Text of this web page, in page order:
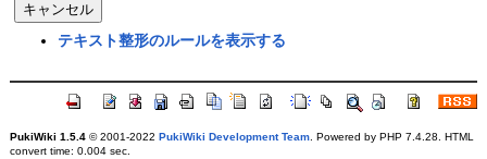
テキスト整形のルールを表示する
PukiWiki 1.5.4© 2001-2022 PukiWiki Development Team. Powered by PHP 7.4.28. HTML
convert time: 0.004 sec.